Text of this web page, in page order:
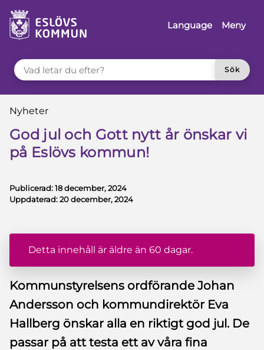
till innehåll
Language
Meny
VAD LETAR DU EFTER?
Sök
Du är här:
Nyheter
God jul och Gott nytt år önskar vi
på Eslövs kommun!
Publicerad:18 december, 2024
Uppdaterad:20 december, 2024
Detta innehåll är äldre än 60 dagar.
Kommunstyrelsens ordförande Johan
Andersson och kommundirektör Eva
Hallberg önskar alla en riktigt god jul. De
passar på att testa ett av våra fina